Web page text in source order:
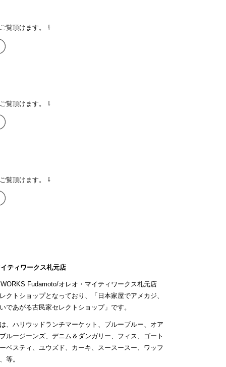
覧頂けます。 ⇩
覧頂けます。 ⇩
覧頂けます。 ⇩
ティワークス札元店
Fudamoto/オレオ・マイティワークス札元店
クトショップとなっており、「日本家屋でアメカジ、
であがる古民家セレクトショップ」です。
、ハリウッドランチマーケット、ブルーブルー、オア
ルージーンズ、デニム＆ダンガリー、フィス、ゴート
ベスティ、ユウズド、カーキ、スースースー、ワッフ
等。